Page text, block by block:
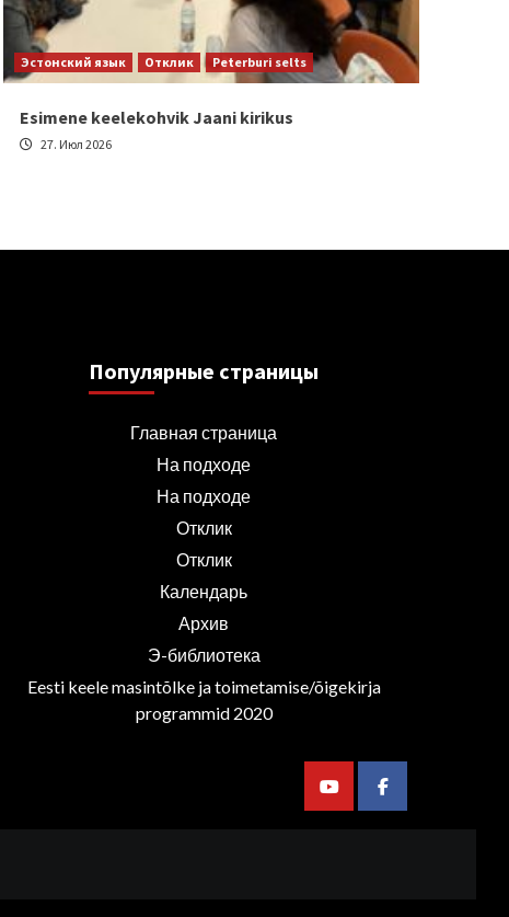
Эстонский язык Отклик Peterburi selts
Esimene keelekohvik Jaani kirikus
27. Июл 2026
Популярные страницы
Главная страница
На подходе
На подходе
Отклик
Отклик
Календарь
Архив
Э-библиотека
Eesti keele masintõlke ja toimetamise/õigekirja
programmid 2020
YoutubeFacebook